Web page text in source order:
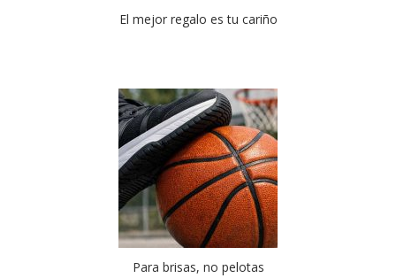
El mejor regalo es tu cariño
Para brisas, no pelotas